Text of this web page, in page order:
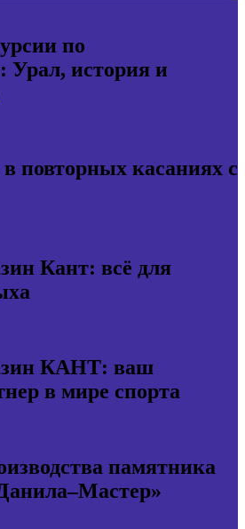
по
Урал, история и
повторных касаниях с
Кант: всё для
КАНТ: ваш
в мире спорта
памятника